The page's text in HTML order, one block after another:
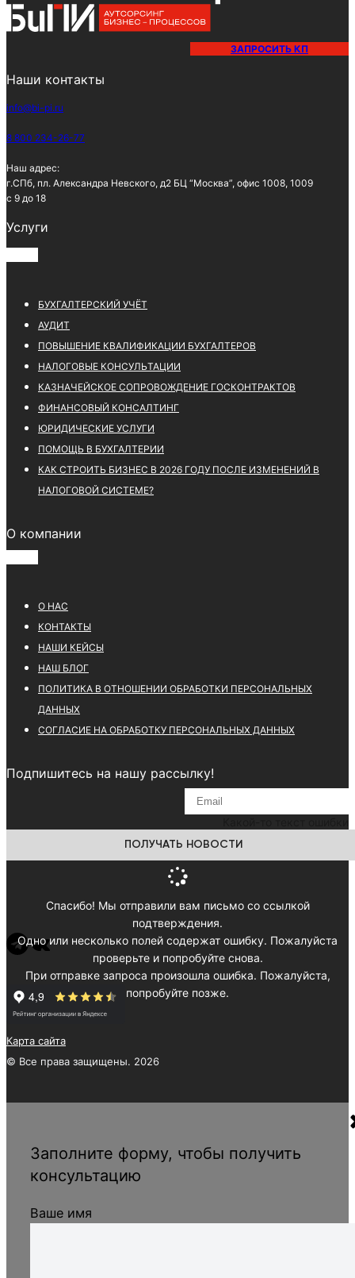
ЗАПРОСИТЬ КП
Наши контакты
info@bi-pi.ru
8 800 234-26-77
Наш адрес:
г.СПб, пл. Александра Невского, д2 БЦ “Москва”, офис 1008, 1009
с 9 до 18
Услуги
БУХГАЛТЕРСКИЙ УЧЁТ
АУДИТ
ПОВЫШЕНИЕ КВАЛИФИКАЦИИ БУХГАЛТЕРОВ
НАЛОГОВЫЕ КОНСУЛЬТАЦИИ
КАЗНАЧЕЙСКОЕ СОПРОВОЖДЕНИЕ ГОСКОНТРАКТОВ
ФИНАНСОВЫЙ КОНСАЛТИНГ
ЮРИДИЧЕСКИЕ УСЛУГИ
ПОМОЩЬ В БУХГАЛТЕРИИ
КАК СТРОИТЬ БИЗНЕС В 2026 ГОДУ ПОСЛЕ ИЗМЕНЕНИЙ В
НАЛОГОВОЙ СИСТЕМЕ?
О компании
О НАС
КОНТАКТЫ
НАШИ КЕЙСЫ
НАШ БЛОГ
ПОЛИТИКА В ОТНОШЕНИИ ОБРАБОТКИ ПЕРСОНАЛЬНЫХ
ДАННЫХ
СОГЛАСИЕ НА ОБРАБОТКУ ПЕРСОНАЛЬНЫХ ДАННЫХ
Подпишитесь на нашу рассылку!
ПОЛУЧАТЬ НОВОСТИ
Спасибо! Мы отправили вам письмо со ссылкой
подтверждения.
Одно или несколько полей содержат ошибку. Пожалуйста
проверьте и попробуйте снова.
При отправке запроса произошла ошибка. Пожалуйста,
попробуйте позже.
Карта сайта
© Все права защищены. 2026
Заполните форму, чтобы получить
консультацию
Ваше имя